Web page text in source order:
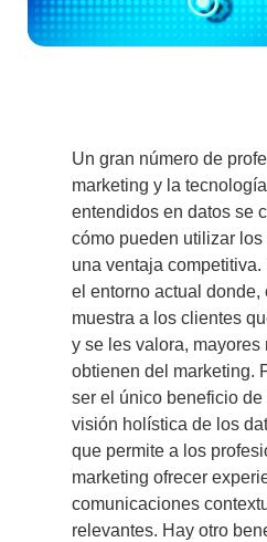
Un gran número de
marketing y la
entendidos en datos se
cómo pueden utilizar
una ventaja
el entorno actual donde,
muestra a los clientes
y se les valora, mayores
obtienen del marketing.
ser el único beneficio
visión holística de los
que permite a los
marketing ofrecer
comunicaciones
relevantes. Hay otro